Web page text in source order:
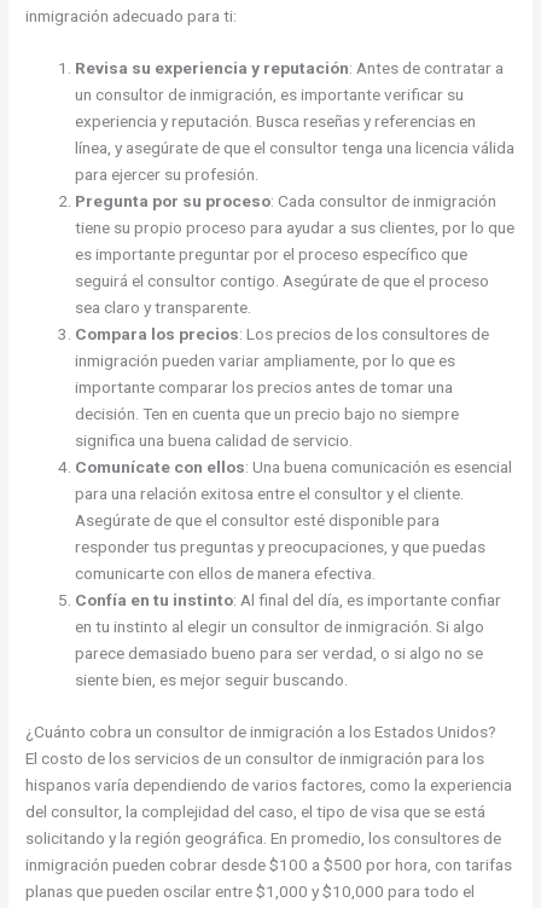
inmigración adecuado para ti:
Revisa su experiencia y reputación: Antes de contratar a
un consultor de inmigración, es importante verificar su
experiencia y reputación. Busca reseñas y referencias en
línea, y asegúrate de que el consultor tenga una licencia válida
para ejercer su profesión.
Pregunta por su proceso: Cada consultor de inmigración
tiene su propio proceso para ayudar a sus clientes, por lo que
es importante preguntar por el proceso específico que
seguirá el consultor contigo. Asegúrate de que el proceso
sea claro y transparente.
Compara los precios: Los precios de los consultores de
inmigración pueden variar ampliamente, por lo que es
importante comparar los precios antes de tomar una
decisión. Ten en cuenta que un precio bajo no siempre
significa una buena calidad de servicio.
Comunícate con ellos: Una buena comunicación es esencial
para una relación exitosa entre el consultor y el cliente.
Asegúrate de que el consultor esté disponible para
responder tus preguntas y preocupaciones, y que puedas
comunicarte con ellos de manera efectiva.
Confía en tu instinto: Al final del día, es importante confiar
en tu instinto al elegir un consultor de inmigración. Si algo
parece demasiado bueno para ser verdad, o si algo no se
siente bien, es mejor seguir buscando.
¿Cuánto cobra un consultor de inmigración a los Estados Unidos?
El costo de los servicios de un consultor de inmigración para los
hispanos varía dependiendo de varios factores, como la experiencia
del consultor, la complejidad del caso, el tipo de visa que se está
solicitando y la región geográfica. En promedio, los consultores de
inmigración pueden cobrar desde $100 a $500 por hora, con tarifas
planas que pueden oscilar entre $1,000 y $10,000 para todo el